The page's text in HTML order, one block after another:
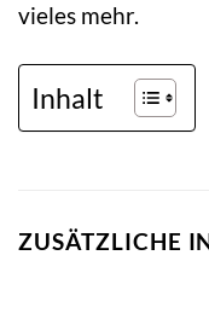
vieles mehr.
Inhalt
ZUSÄTZLICHE